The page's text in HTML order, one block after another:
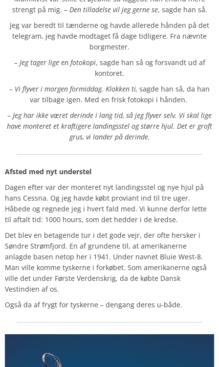
strengt på mig. – Den tilladelse vil jeg gerne se, sagde han så.
Jeg var beredt til tænderne og havde allerede hånden på det
telegram, jeg havde modtaget få dage tidligere. Fra nævnte
borgmester.
–Jeg tager lige en fotokopi, sagde han så og forsvandt ud af
kontoret.
– Vi flyver i morgen formiddag. Klokken ti, sagde han så, da han
var tilbage igen. Med en frisk fotokopi i hånden.
– Jeg har ikke været derinde i lang tid, så jeg flyver selv. Vi skal lige
have monteret et kraftigere landingsstel og større hjul. Det er groft
grus, vi lander på derinde.
Afsted med nyt understel
Dagen efter var der monteret nyt landingsstel og nye hjul på
hans Cessna. Og jeg havde købt proviant ind til tre uger.
Håbede og regnede jeg i hvert fald med. Vi kunne derfor lette
til aftalt tid: 1000 hours, som det hedder i de kredse.
Det blev en betagende tur i det gode vejr, der ofte hersker i
Søndre Strømfjord. En af grundene til, at amerikanerne
anlagde basen netop her i 1941. Under navnet Bluie West-8.
Man ville komme tyskerne i forkøbet. Som amerikanerne også
ville det under Første Verdenskrig, da de købte Dansk
Vestindien af os.
Også da af frygt for tyskerne – dengang deres u-både.